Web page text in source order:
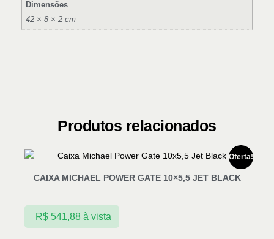
Dimensões
42 × 8 × 2 cm
Produtos relacionados
Oferta!
CAIXA MICHAEL POWER GATE 10×5,5 JET BLACK
R$541,88 à vista